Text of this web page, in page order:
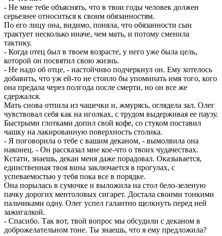
- Не мне тебе объяснять, что в твои годы человек должен
серьезнее относиться к своим обязанностям.
По его лицу она, видимо, поняла, что обязанности сын
трактует несколько иначе, чем мать, и потому сменила
тактику.
- Когда отец был в твоем возрасте, у него уже была цель,
которой он посвятил свою жизнь.
- Не надо об отце, - настойчиво подчеркнул он. Ему хотелось
добавить, что уж ей-то не стоило бы упоминать имя того, кого
она предала через полгода после смерти, но он все же
сдержался.
Мать снова отпила из чашечки и, жмурясь, оглядела зал. Олег
чувствовал себя как на иголках, с трудом выдерживая ее паузу.
Быстрыми глотками допил свой кофе, со стуком поставил
чашку на лакированную поверхность столика.
- Я поговорила о тебе с вашим деканом, - вымолвила она
наконец. - Он рассказал мне кое-что о твоих чудачествах.
Кстати, знаешь, декан меня даже порадовал. Оказывается,
единственная твоя вина заключается в прогулах, с
успеваемостью у тебя пока все в порядке.
Она порылась в сумочке и выложила на стол бело-зеленую
пачку дорогих ментоловых сигарет. Достала своими тонкими
пальчиками одну. Олег успел галантно щелкнуть перед ней
зажигалкой.
- Спасибо. Так вот, твой вопрос мы обсудили с деканом в
доброжелательном тоне. Ты знаешь, что я ему предложила?